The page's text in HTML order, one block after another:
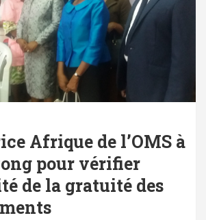
Afrique de l’OMS à
pour vérifier
de la gratuité des